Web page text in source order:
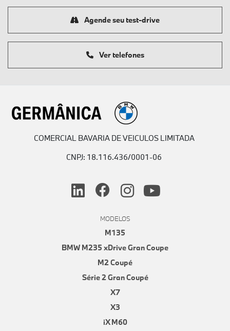
Ver telefones
Agende seu test-drive
COMERCIAL BAVARIA DE VEICULOS LIMITADA
CNPJ: 18.116.436/0001-06
MODELOS
M135
BMW M235 xDrive Gran Coupe
M2 Coupé
Série 2 Gran Coupé
X7
X3
iX M60